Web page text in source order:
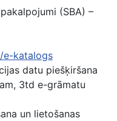
(SBA) –
e-katalogs
datu piešķiršana
3td e-grāmatu
un lietošanas